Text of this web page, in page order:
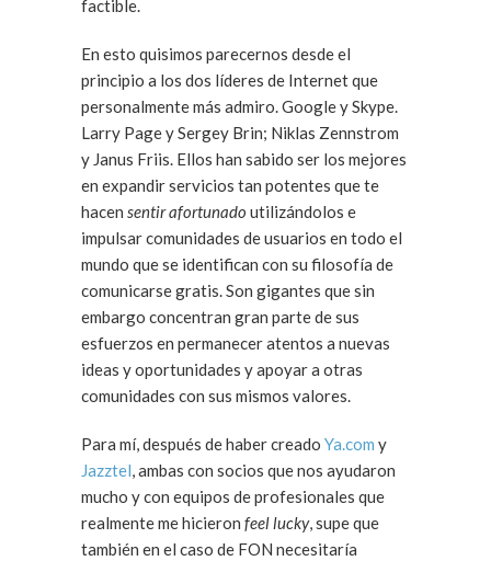
factible.
En esto quisimos parecernos desde el
principio a los dos líderes de Internet que
personalmente más admiro. Google y Skype.
Larry Page y Sergey Brin; Niklas Zennstrom
y Janus Friis. Ellos han sabido ser los mejores
en expandir servicios tan potentes que te
hacen sentir afortunado utilizándolos e
impulsar comunidades de usuarios en todo el
mundo que se identifican con su filosofía de
comunicarse gratis. Son gigantes que sin
embargo concentran gran parte de sus
esfuerzos en permanecer atentos a nuevas
ideas y oportunidades y apoyar a otras
comunidades con sus mismos valores.
Para mí, después de haber creado Ya.com y
Jazztel, ambas con socios que nos ayudaron
mucho y con equipos de profesionales que
realmente me hicieron feel lucky, supe que
también en el caso de FON necesitaría